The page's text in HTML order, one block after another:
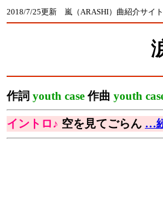
2018/7/25更新 嵐（ARASHI）曲紹介サイト
作詞 youth case 作曲 youth
イントロ♪ 空を見てごらん …